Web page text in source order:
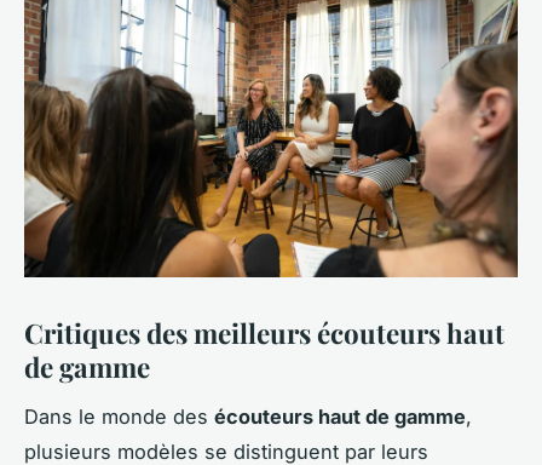
Critiques des meilleurs écouteurs haut
de gamme
Dans le monde des écouteurs haut de gamme,
plusieurs modèles se distinguent par leurs